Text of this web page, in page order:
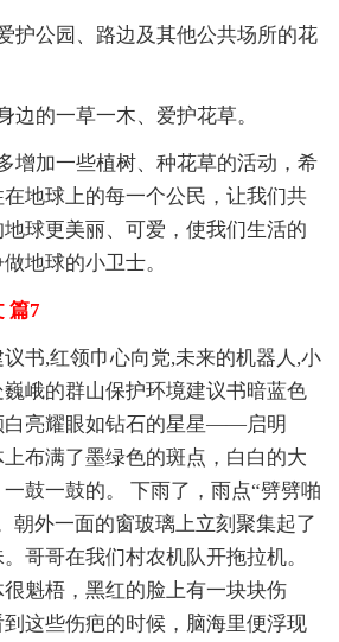
护公园、路边及其他公共场所的花
边的一草一木、爱护花草。
增加一些植树、种花草的活动，希
地球上的每一个公民，让我们共
球更美丽、可爱，使我们生活的
地球的小卫士。
篇7
书,红领巾心向党,未来的机器人,小
峨的群山保护环境建议书暗蓝色
白亮耀眼如钻石的星星——启明
布满了墨绿色的斑点，白白的大
鼓一鼓的。 下雨了，雨点“劈劈啪
朝外一面的窗玻璃上立刻聚集起了
哥哥在我们村农机队开拖拉机。
魁梧，黑红的脸上有一块块伤
这些伤疤的时候，脑海里便浮现